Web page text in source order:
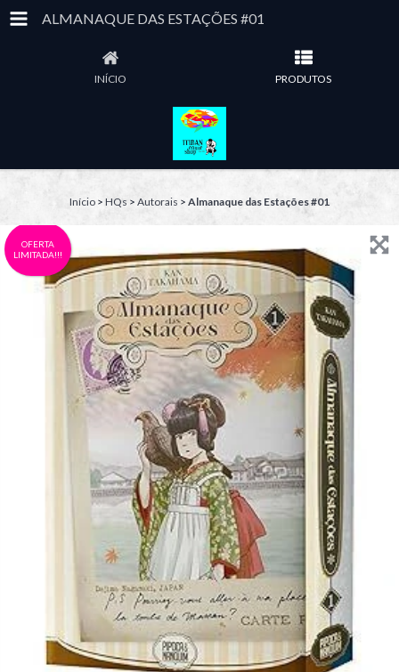
ALMANAQUE DAS ESTAÇÕES #01
INÍCIO PRODUTOS
Início > HQs > Autorais > Almanaque das Estações #01
OFERTA
LIMITADA!!!